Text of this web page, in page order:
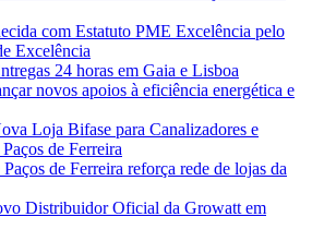
com Estatuto PME Excelência pelo
Excelência
24 horas em Gaia e Lisboa
novos apoios à eficiência energética e
Loja Bifase para Canalizadores e
de Ferreira
de Ferreira reforça rede de lojas da
Distribuidor Oficial da Growatt em